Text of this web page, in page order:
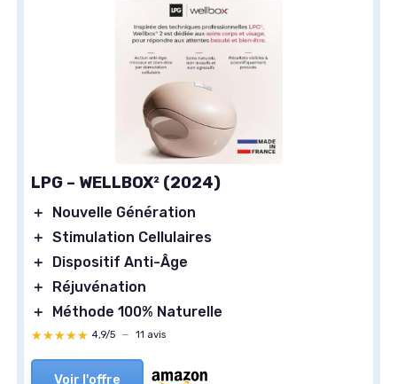
LPG – WELLBOX² (2024)
＋
Nouvelle Génération
＋ Stimulation Cellulaires
＋
Dispositif Anti-Âge
＋
Réjuvénation
＋
Méthode 100% Naturelle
★★★★★
★★★★★ 4,9/5 — 11 avis
Voir l'offre